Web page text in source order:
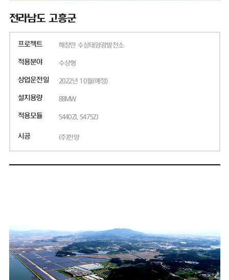
전라남도 고흥군
프로젝트 해창만 수상태양광발전소
적용분야 수상형
상업운전일 2022년 10월(예정)
설치용량 88MW
적용모듈 S440ZI, S475ZJ
시공 (주)한양